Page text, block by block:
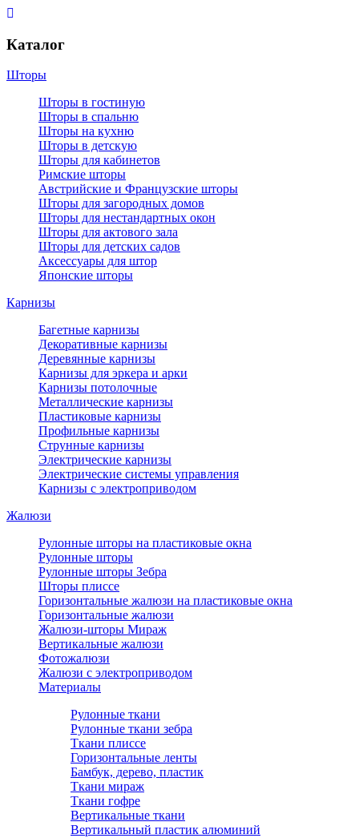
Каталог
Шторы
Шторы в гостиную
Шторы в спальню
Шторы на кухню
Шторы в детскую
Шторы для кабинетов
Римские шторы
Австрийские и Французские шторы
Шторы для загородных домов
Шторы для нестандартных окон
Шторы для актового зала
Шторы для детских садов
Аксессуары для штор
Японские шторы
Карнизы
Багетные карнизы
Декоративные карнизы
Деревянные карнизы
Карнизы для эркера и арки
Карнизы потолочные
Металлические карнизы
Пластиковые карнизы
Профильные карнизы
Струнные карнизы
Электрические карнизы
Электрические системы управления
Карнизы с электроприводом
Жалюзи
Рулонные шторы на пластиковые окна
Рулонные шторы
Рулонные шторы Зебра
Шторы плиссе
Горизонтальные жалюзи на пластиковые окна
Горизонтальные жалюзи
Жалюзи-шторы Мираж
Вертикальные жалюзи
Фотожалюзи
Жалюзи с электроприводом
Материалы
Рулонные ткани
Рулонные ткани зебра
Ткани плиссе
Горизонтальные ленты
Бамбук, дерево, пластик
Ткани мираж
Ткани гофре
Вертикальные ткани
Вертикальный пластик алюминий